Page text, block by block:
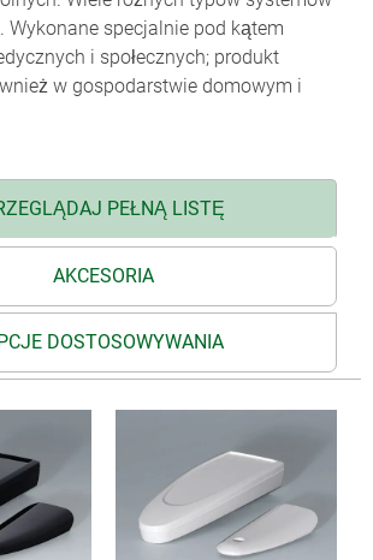
Wykonane specjalnie pod kątem
i społecznych; produkt
w gospodarstwie domowym i
PEŁNĄ LISTĘ
AKCESORIA
DOSTOSOWYWANIA